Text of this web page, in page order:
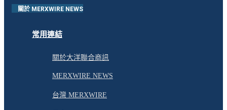
關於 MERXWIRE NEWS
常用連結
關於大洋聯合商訊
MERXWIRE NEWS
台灣 MERXWIRE